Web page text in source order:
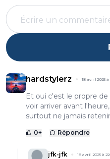
hardstylerz 18 avril 2025 à
Et oui c'est le propre
voir arriver avant
surtout ne jamais
0+ Répondre
jfk-jfk 18 avril 2025 à